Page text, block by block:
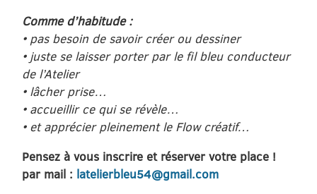
Comme d’habitude :
• pas besoin de savoir créer ou dessiner
• juste se laisser porter par le fil bleu conducteur
de l’Atelier
• lâcher prise…
• accueillir ce qui se révèle…
• et apprécier pleinement le Flow créatif…
Pensez à vous inscrire et réserver votre place !
par mail : latelierbleu54@gmail.com